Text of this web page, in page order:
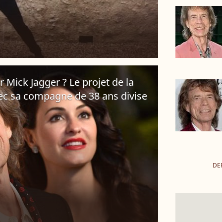
Jagger ? Le projet de la
sa compagne de 38 ans divise